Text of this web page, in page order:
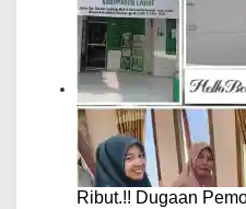
Ribut.!! Dugaan